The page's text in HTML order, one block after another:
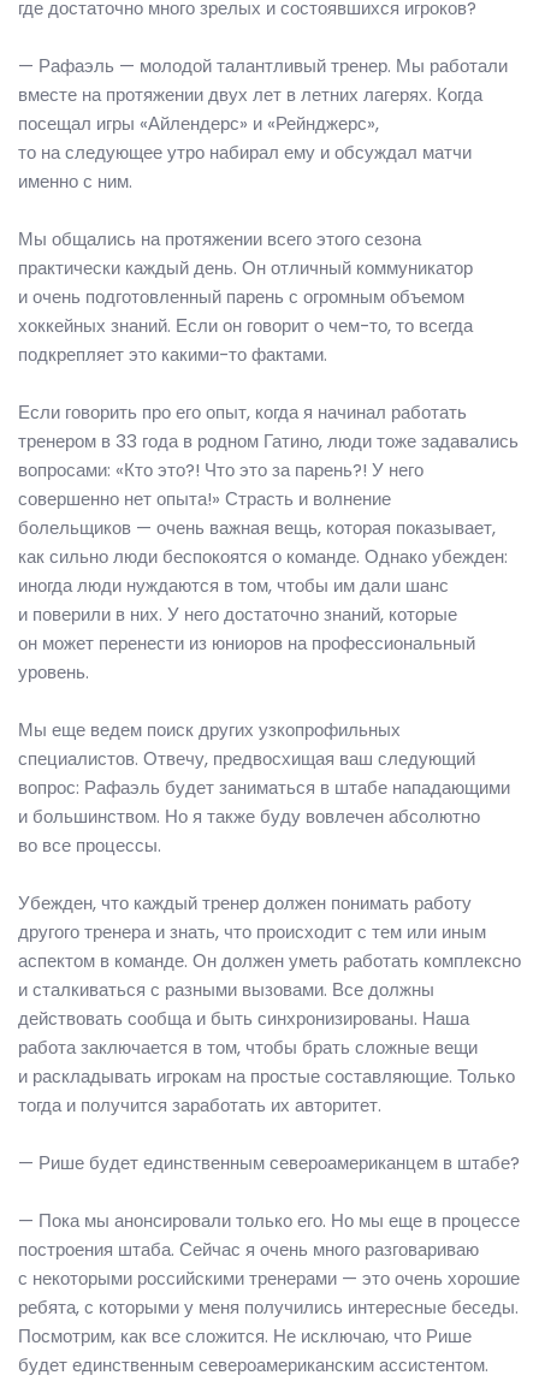
где достаточно много зрелых и состоявшихся игроков?
— Рафаэль — молодой талантливый тренер. Мы работали
вместе на протяжении двух лет в летних лагерях. Когда
посещал игры «Айлендерс» и «Рейнджерс»,
то на следующее утро набирал ему и обсуждал матчи
именно с ним.
Мы общались на протяжении всего этого сезона
практически каждый день. Он отличный коммуникатор
и очень подготовленный парень с огромным объемом
хоккейных знаний. Если он говорит о чем-то, то всегда
подкрепляет это какими-то фактами.
Если говорить про его опыт, когда я начинал работать
тренером в 33 года в родном Гатино, люди тоже задавались
вопросами: «Кто это?! Что это за парень?! У него
совершенно нет опыта!» Страсть и волнение
болельщиков — очень важная вещь, которая показывает,
как сильно люди беспокоятся о команде. Однако убежден:
иногда люди нуждаются в том, чтобы им дали шанс
и поверили в них. У него достаточно знаний, которые
он может перенести из юниоров на профессиональный
уровень.
Мы еще ведем поиск других узкопрофильных
специалистов. Отвечу, предвосхищая ваш следующий
вопрос: Рафаэль будет заниматься в штабе нападающими
и большинством. Но я также буду вовлечен абсолютно
во все процессы.
Убежден, что каждый тренер должен понимать работу
другого тренера и знать, что происходит с тем или иным
аспектом в команде. Он должен уметь работать комплексно
и сталкиваться с разными вызовами. Все должны
действовать сообща и быть синхронизированы. Наша
работа заключается в том, чтобы брать сложные вещи
и раскладывать игрокам на простые составляющие. Только
тогда и получится заработать их авторитет.
— Рише будет единственным североамериканцем в штабе?
— Пока мы анонсировали только его. Но мы еще в процессе
построения штаба. Сейчас я очень много разговариваю
с некоторыми российскими тренерами — это очень хорошие
ребята, с которыми у меня получились интересные беседы.
Посмотрим, как все сложится. Не исключаю, что Рише
будет единственным североамериканским ассистентом.